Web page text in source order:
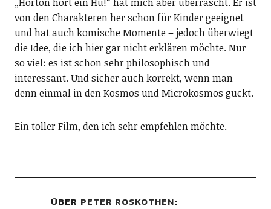
von den Charakteren her schon für Kinder geeignet
und hat auch komische Momente – jedoch überwiegt
die Idee, die ich hier gar nicht erklären möchte. Nur
so viel: es ist schon sehr philosophisch und
interessant. Und sicher auch korrekt, wenn man
denn einmal in den Kosmos und Microkosmos guckt.
Ein toller Film, den ich sehr empfehlen möchte.
ÜBER PETER ROSKOTHEN